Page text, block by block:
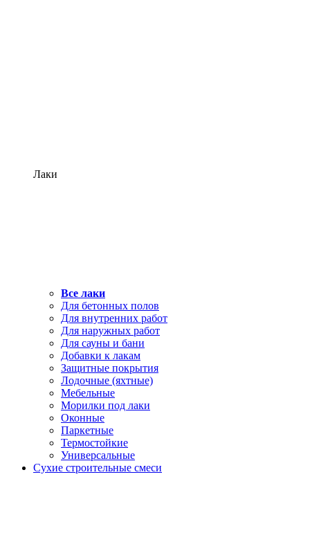
Лаки
Все лаки
Для бетонных полов
Для внутренних работ
Для наружных работ
Для сауны и бани
Добавки к лакам
Защитные покрытия
Лодочные (яхтные)
Мебельные
Морилки под лаки
Оконные
Паркетные
Термостойкие
Универсальные
Сухие строительные смеси